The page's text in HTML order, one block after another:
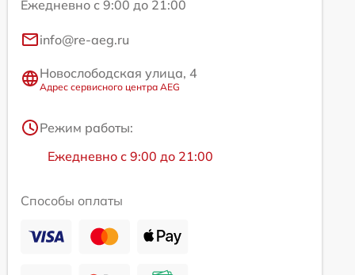
Ежедневно с 9:00 до 21:00
info@re-aeg.ru
Новослободская улица, 4
Адрес сервисного центра AEG
Режим работы:
Ежедневно с 9:00 до 21:00
Способы оплаты